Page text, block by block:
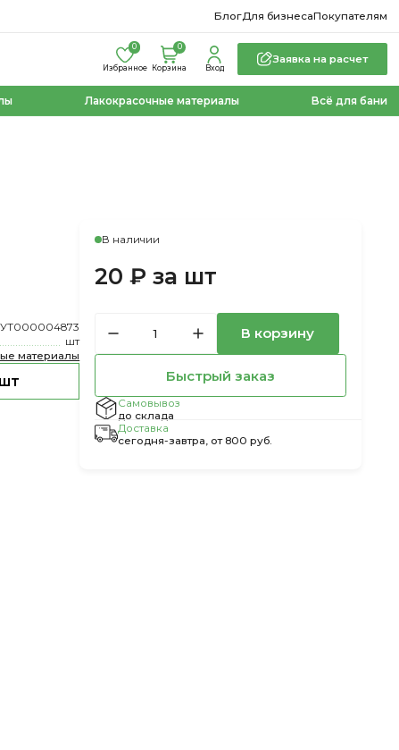
БлогДля бизнесаПокупателям
Избранное
0 0
Корзина Вход
Заявка на расчет
Лакокрасочные материалы Всё для бани
УТ000004873
шт
материалы
В наличии
20 ₽ за шт
В корзину
Быстрый заказ
Самовывоз
до склада
Доставка
сегодня-завтра, от 800 руб.